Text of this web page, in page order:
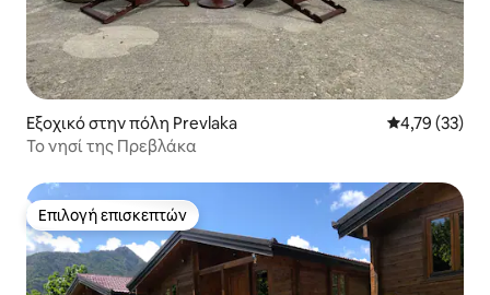
Εξοχικό στην πόλη Prevlaka Μέση
4,79 (33)
Το νησί της Πρεβλάκα
Επιλογή επισκεπτών
Επιλογή επισκεπτών